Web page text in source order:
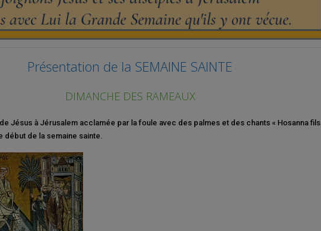
Présentation de la SEMAINE SAINTE
DIMANCHE DES RAMEAUX
Jésus à Jérusalem acclamée par la foule avec des palmes et des chants « Hosanna fils
début de la semaine sainte.